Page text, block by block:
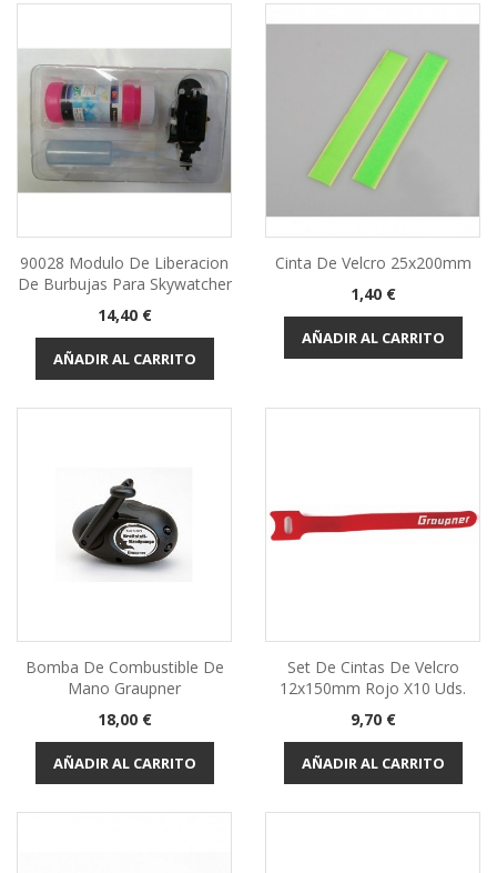
90028 Modulo De Liberacion
De Burbujas Para Skywatcher
Precio
14,40 €
AÑADIR AL CARRITO
Cinta De Velcro 25x200mm
Precio
1,40 €
AÑADIR AL CARRITO
Bomba De Combustible De
Mano Graupner
Precio
18,00 €
AÑADIR AL CARRITO
Set De Cintas De Velcro
12x150mm Rojo X10 Uds.
Precio
9,70 €
AÑADIR AL CARRITO